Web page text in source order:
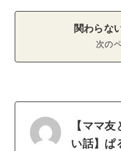
関わらな
次の
【ママ
い話】ぱ